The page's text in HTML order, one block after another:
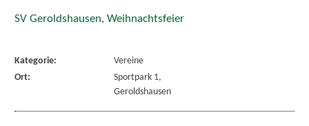
SV Geroldshausen, Weihnachtsfeier
Kategorie:
Vereine
Ort:
Sportpark 1,
Geroldshausen